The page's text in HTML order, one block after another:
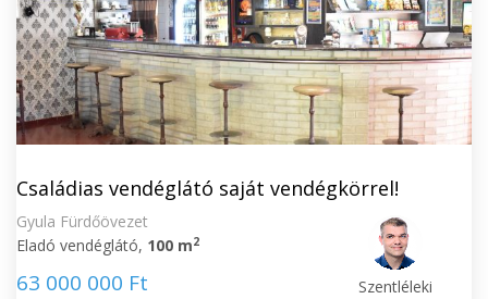
Családias vendéglátó saját vendégkörrel!
Gyula Fürdőövezet
Eladó vendéglátó, 100 m2
63 000 000 Ft
Szentléleki